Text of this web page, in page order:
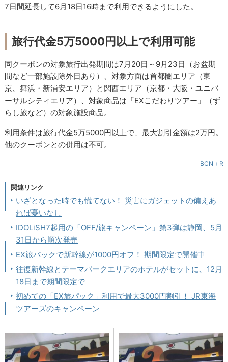
7日間延長して6月18日16時まで利用できるようにした。
旅行代金5万5000円以上で利用可能
同クーポンの対象旅行出発期間は7月20日～9月23日（お盆期
間など一部施設除外日あり）、対象方面は首都圏エリア（東
京、舞浜・新浦安エリア）と関西エリア（京都・大阪・ユニバ
ーサルシティエリア）、対象商品は「EXこだわりツアー」（ず
らし旅など）の対象施設商品。
利用条件は旅行代金5万5000円以上で、最大割引金額は2万円。
他のクーポンとの併用は不可。
BCN＋R
関連リンク
いざとなった時でも慌てない！ 災害にガジェットの備えあ
れば憂いなし
IDOLiSH7起用の「OFF/旅キャンペーン」第3弾は静岡、5月
31日から順次発売
EX旅パックで新幹線が1000円オフ！ 期間限定で開催中
往復新幹線とテーマパークエリアのホテルがセットに、12月
18日まで期間限定で
初めての「EX旅パック」利用で最大3000円割引！ JR東海
ツアーズのキャンペーン